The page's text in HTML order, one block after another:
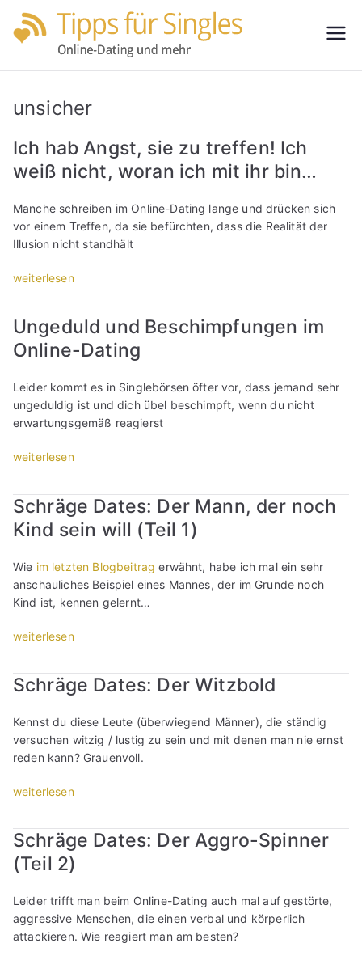
Zum
Inhalt
Single
s
unsicher
Ich hab Angst, sie zu treffen! Ich
weiß nicht, woran ich mit ihr bin…
Manche schreiben im Online-Dating lange und drücken sich
vor einem Treffen, da sie befürchten, dass die Realität der
Illusion nicht standhält
„
c
h
h
b
A
n
s
s
i
z
u
t
e
e
!
I
c
w
i
ß
n
c
h
t
weiterlesen
Ungeduld und Beschimpfungen im
Online-Dating
Leider kommt es in Singlebörsen öfter vor, dass jemand sehr
ungeduldig ist und dich übel beschimpft, wenn du nicht
erwartungsgemäß reagierst
„
n
g
e
u
l
d
n
e
c
h
i
p
u
n
g
n
i
m
weiterlesen
Schräge Dates: Der Mann, der noch
Kind sein will (Teil 1)
Wie im letzten Blogbeitrag erwähnt, habe ich mal ein sehr
anschauliches Beispiel eines Mannes, der im Grunde noch
Kind ist, kennen gelernt…
„
c
h
ä
g
e
a
e
s
:
e
r
M
weiterlesen
Schräge Dates: Der Witzbold
Kennst du diese Leute (überwiegend Männer), die ständig
versuchen witzig / lustig zu sein und mit denen man nie ernst
reden kann? Grauenvoll.
„
c
h
r
g
e
D
weiterlesen
Schräge Dates: Der Aggro-Spinner
(Teil 2)
Leider trifft man beim Online-Dating auch mal auf gestörte,
aggressive Menschen, die einen verbal und körperlich
attackieren. Wie reagiert man am besten?